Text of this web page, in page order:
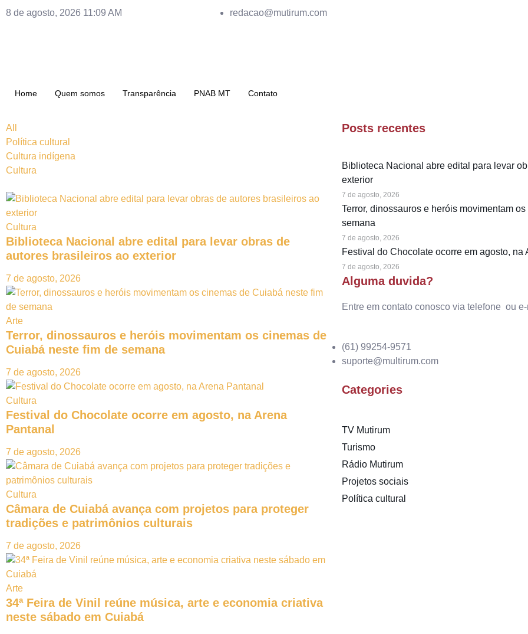
8 de agosto, 2026 11:09 AM redacao@mutirum.com
Home Quem somos Transparência PNAB MT Contato
All
Política cultural
Cultura indígena
Cultura
Cultura
Biblioteca Nacional abre edital para levar obras de
autores brasileiros ao exterior
7 de agosto, 2026
Arte
Terror, dinossauros e heróis movimentam os cinemas de
Cuiabá neste fim de semana
7 de agosto, 2026
Cultura
Festival do Chocolate ocorre em agosto, na Arena
Pantanal
7 de agosto, 2026
Cultura
Câmara de Cuiabá avança com projetos para proteger
tradições e patrimônios culturais
7 de agosto, 2026
Arte
34ª Feira de Vinil reúne música, arte e economia criativa
neste sábado em Cuiabá
Posts recentes
Biblioteca Nacional abre edital para levar
exterior
7 de agosto, 2026
Terror, dinossauros e heróis movimentam
semana
7 de agosto, 2026
Festival do Chocolate ocorre em agosto, na
7 de agosto, 2026
Alguma duvida?
Entre em contato conosco via telefone ou
(61) 99254-9571
suporte@multirum.com
Categories
TV Mutirum
Turismo
Rádio Mutirum
Projetos sociais
Política cultural